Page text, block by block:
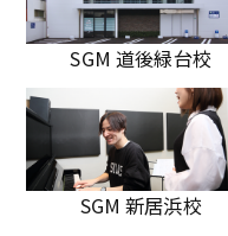
SGM 道後緑台校
SGM 新居浜校